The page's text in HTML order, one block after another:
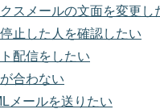
スメールの文面を変更し
止した人を確認したい
配信をしたい
合わない
メールを送りたい